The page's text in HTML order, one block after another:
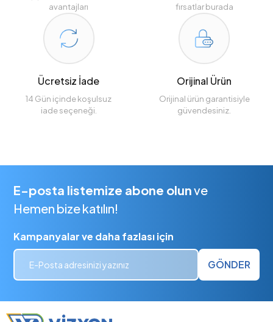
avantajları
fırsatlar burada
Ücretsiz İade
14 Gün içinde koşulsuz
iade seçeneği.
Orijinal Ürün
Orijinal ürün garantisiyle
güvendesiniz.
E-posta listemize abone olunve
Hemen bize katılın!
Kampanyalar ve daha fazlası için
GÖNDER